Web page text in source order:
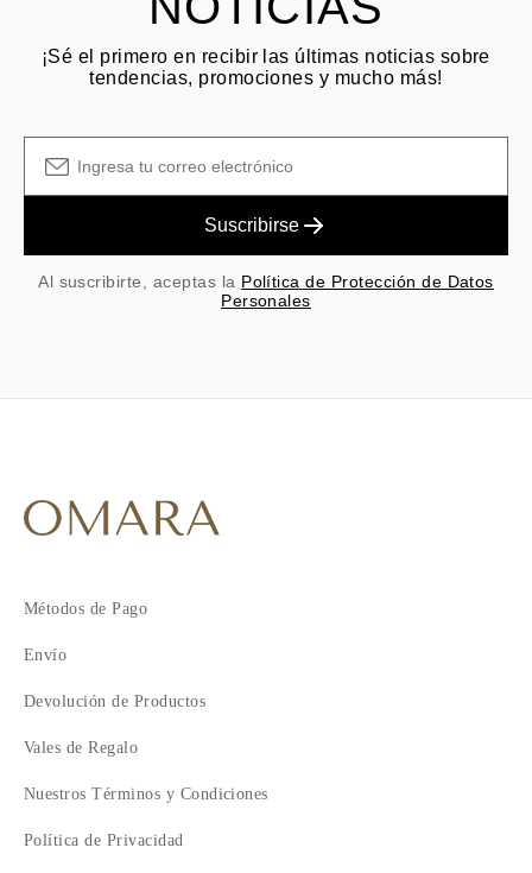
¡Sé el primero en recibir las últimas noticias sobre
tendencias, promociones y mucho más!
Suscribirse
Al suscribirte, aceptas la Política de Protección de Datos
Personales
Métodos de Pago
Envío
Devolución de Productos
Vales de Regalo
Nuestros Términos y Condiciones
Política de Privacidad